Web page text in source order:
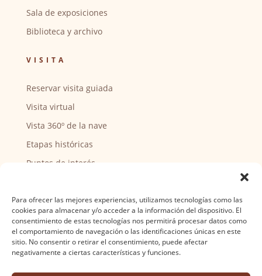
Para ofrecer las mejores experiencias, utilizamos tecnologías como las
cookies para almacenar y/o acceder a la información del dispositivo. El
consentimiento de estas tecnologías nos permitirá procesar datos como
el comportamiento de navegación o las identificaciones únicas en este
sitio. No consentir o retirar el consentimiento, puede afectar
negativamente a ciertas características y funciones.
Sala de exposiciones
Biblioteca y archivo
VISITA
Reservar visita guiada
Visita virtual
Vista 360º de la nave
Etapas históricas
Puntos de interés
Actividades y horarios
Ser voluntario